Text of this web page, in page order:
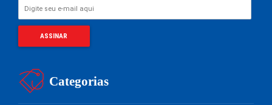
Categorias